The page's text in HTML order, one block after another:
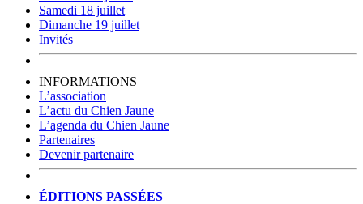
Samedi 18 juillet
Dimanche 19 juillet
Invités
INFORMATIONS
L’association
L’actu du Chien Jaune
L’agenda du Chien Jaune
Partenaires
Devenir partenaire
ÉDITIONS PASSÉES